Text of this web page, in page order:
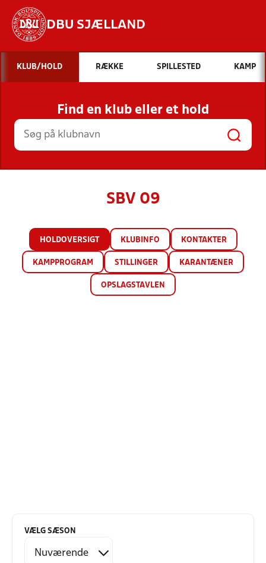
DBU SJÆLLAND
Hvad vil du søge efter?
INDHOLD OG NYHEDER
STILLINGER, RESULTATER, KLUBBER OG
HOLD
KLUB/HOLD RÆKKE SPILLESTED KAMP
Find en klub eller et hold
SBV 09
HOLDOVERSIGT KLUBINFO KONTAKTER
KAMPPROGRAM STILLINGER KARANTÆNER
OPSLAGSTAVLEN
VÆLG SÆSON